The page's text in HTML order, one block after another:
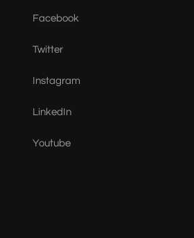
Facebook
Twitter
Instagram
LinkedIn
Youtube